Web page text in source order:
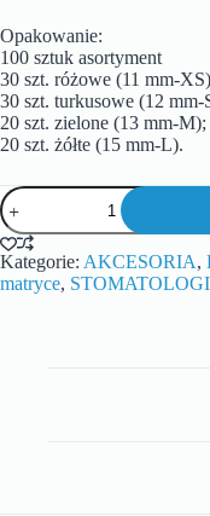
Opakowanie:
100 sztuk asortyment
30 szt. różowe (11 mm-
30 szt. turkusowe (12 mm-
20 szt. zielone (13 mm-M);
20 szt. żółte (15 mm-L).
Kategorie: AKCESORIA,
matryce,